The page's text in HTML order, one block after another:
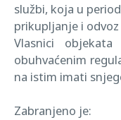
službi, koja u
prikupljanje i
Vlasnici
obuhvaćenim
na istim imati
Zabranjeno je: